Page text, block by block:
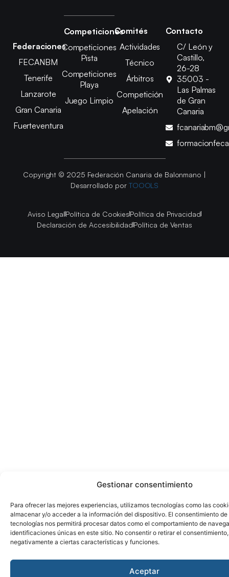
Gestionar consentimiento
Para ofrecer las mejores experiencias, utilizamos tecnologías como las
almacenar y/o acceder a la información del dispositivo. El consentimiento de
tecnologías nos permitirá procesar datos como el comportamiento de
identificaciones únicas en este sitio. No consentir o retirar el
negativamente a ciertas características y funciones.
Aceptar
Federaciones
FECANBM
Tenerife
Lanzarote
Gran Canaria
Fuerteventura
Competiciones
Competiciones
Pista
Competiciones
Playa
Juego Limpio
Comités
Actividades
Técnico
Árbitros
Competición
Apelación
Contacto
C/ León y
Castillo,
26-28
35003 -
Las Palmas
de Gran
Canaria
Copyright © 2025 Federación Canaria de Balonmano |
Desarrollado por TOOOLS
Aviso LegalPolítica de CookiesPolítica de Privacidad
Declaración de AccesibilidadPolítica de Ventas